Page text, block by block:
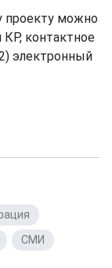
проекту можно
контактное
электронный
СМИ